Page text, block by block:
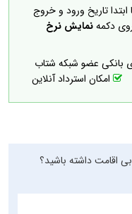
تاریخ ورود و خروج
دکمهنمایش نرخ
بانکی عضو شبکه شتاب
امکان استرداد آنلاین
اقامت داشته باشید؟